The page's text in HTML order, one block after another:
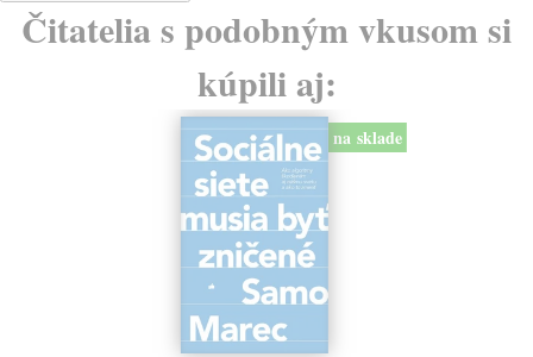
Čitatelia s podobným vkusom si
kúpili aj:
na sklade